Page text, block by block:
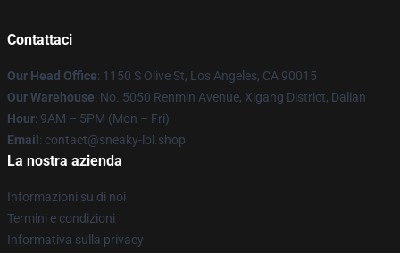
Contattaci
Our Head Office: 1150 S Olive St, Los Angeles, CA 90015
Our Warehouse: No. 5050 Renmin Avenue, Xigang District, Dalian
Hour: 9AM – 5PM (Mon – Fri)
Email : contact@sneaky-lol.shop
La nostra azienda
Informazioni su di noi
Termini e condizioni
Informativa sulla privacy